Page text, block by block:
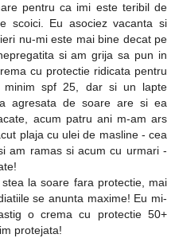
pentru ca imi este teribil de
scoici. Eu asociez vacanta si
nu-mi este mai bine decat pe
si am grija sa pun in
cu protectie ridicata pentru
spf 25, dar si un lapte
agresata de soare are si ea
acum patru ani m-am ars
plaja cu ulei de masline - cea
am ramas si acum cu urmari -
la soare fara protectie, mai
se anunta maxime! Eu mi-
o crema cu protectie 50+
protejata!